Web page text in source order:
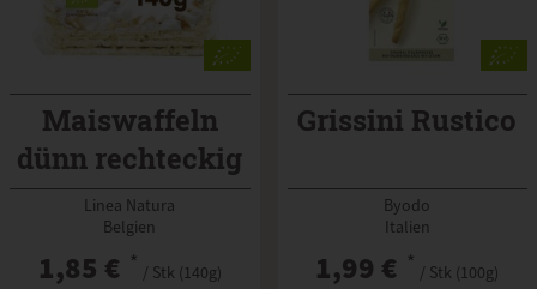
Maiswaffeln
dünn rechteckig
Linea Natura
Belgien
1,85 € * / Stk (140g)
Grissini Rustico
Byodo
Italien
1,99 € * / Stk (100g)